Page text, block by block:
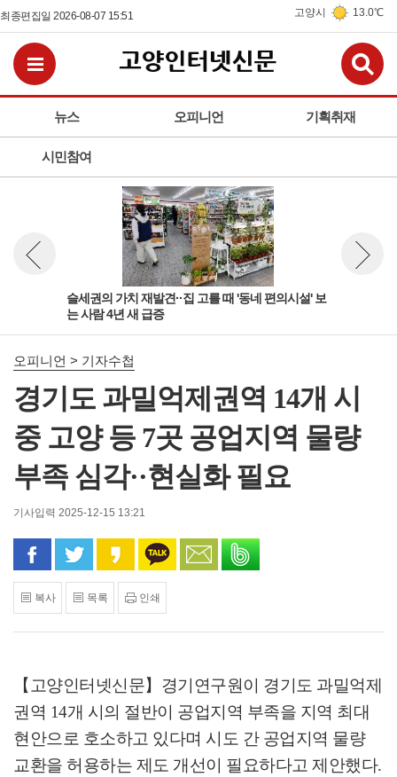
최종편집일 2026-08-07 15:51 고양시 13.0℃
뉴스 오피니언 기획취재
시민참여
전체메뉴보기
슬세권의 가치 재발견··집 고를 때 '동네 편의시설' 보
는 사람 4년 새 급증
뉴스 이전보기
오피니언 > 기자수첩
경기도 과밀억제권역 14개 시
중 고양 등 7곳 공업지역 물량
부족 심각··현실화 필요
기사입력 2025-12-15 13:21
페이스북으로 공유
트위터로 공유카카오 스토리로 공유
카카오톡으로 공유
문자로 공유
복사 목록 인쇄
【고양인터넷신문】 경기연구원이 경기도 과밀억제
권역 14개 시의 절반이 공업지역 부족을 지역 최대
현안으로 호소하고 있다며 시도 간 공업지역 물량
교환을 허용하는 제도 개선이 필요하다고 제안했다.